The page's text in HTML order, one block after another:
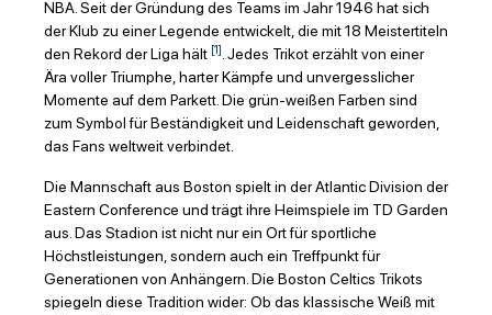
NBA. Seit der Gründung des Teams im Jahr 1946 hat sich
der Klub zu einer Legende entwickelt, die mit 18 Meistertiteln
den Rekord der Liga hält [1]. Jedes Trikot erzählt von einer
Ära voller Triumphe, harter Kämpfe und unvergesslicher
Momente auf dem Parkett. Die grün-weißen Farben sind
zum Symbol für Beständigkeit und Leidenschaft geworden,
das Fans weltweit verbindet.
Die Mannschaft aus Boston spielt in der Atlantic Division der
Eastern Conference und trägt ihre Heimspiele im TD Garden
aus. Das Stadion ist nicht nur ein Ort für sportliche
Höchstleistungen, sondern auch ein Treffpunkt für
Generationen von Anhängern. Die Boston Celtics Trikots
spiegeln diese Tradition wider: Ob das klassische Weiß mit